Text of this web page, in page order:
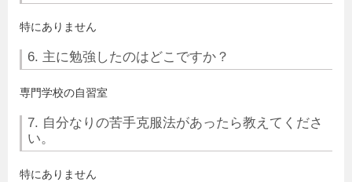
特にありません
6. 主に勉強したのはどこですか？
専門学校の自習室
7. 自分なりの苦手克服法があったら教えてくださ
い。
特にありません